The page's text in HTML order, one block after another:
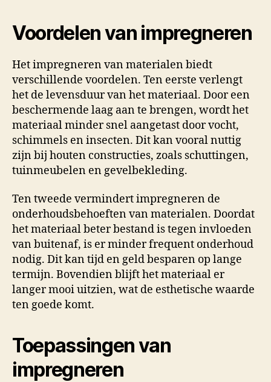
Voordelen van impregneren
Het impregneren van materialen biedt
verschillende voordelen. Ten eerste verlengt
het de levensduur van het materiaal. Door een
beschermende laag aan te brengen, wordt het
materiaal minder snel aangetast door vocht,
schimmels en insecten. Dit kan vooral nuttig
zijn bij houten constructies, zoals schuttingen,
tuinmeubelen en gevelbekleding.
Ten tweede vermindert impregneren de
onderhoudsbehoeften van materialen. Doordat
het materiaal beter bestand is tegen invloeden
van buitenaf, is er minder frequent onderhoud
nodig. Dit kan tijd en geld besparen op lange
termijn. Bovendien blijft het materiaal er
langer mooi uitzien, wat de esthetische waarde
ten goede komt.
Toepassingen van
impregneren